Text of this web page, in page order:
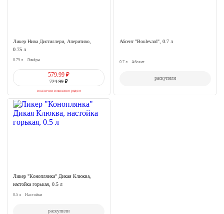
Ликер Нива Дистиллери, Аперитиво,
0.75 л
0.75 л Ликёры
579.99 ₽
724.99 ₽
в наличии в магазине рядом
Абсент "Boulevard", 0.7 л
0.7 л Абсент
раскупили
Ликер "Коноплянка" Дикая Клюква,
настойка горькая, 0.5 л
0.5 л Настойки
раскупили